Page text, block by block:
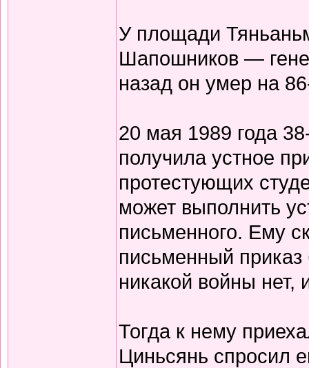
У площади
Шапошников —
назад он умер на
20 мая 1989 года
получила устное
протестующих
может выполнить
письменного. Ему
письменный приказ
никакой войны нет,
Тогда к нему
Циньсянь спросил